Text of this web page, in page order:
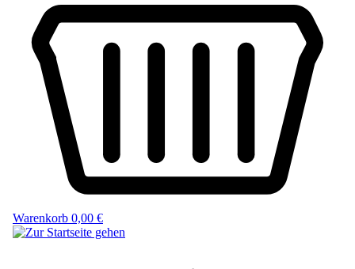
Warenkorb 0,00 €